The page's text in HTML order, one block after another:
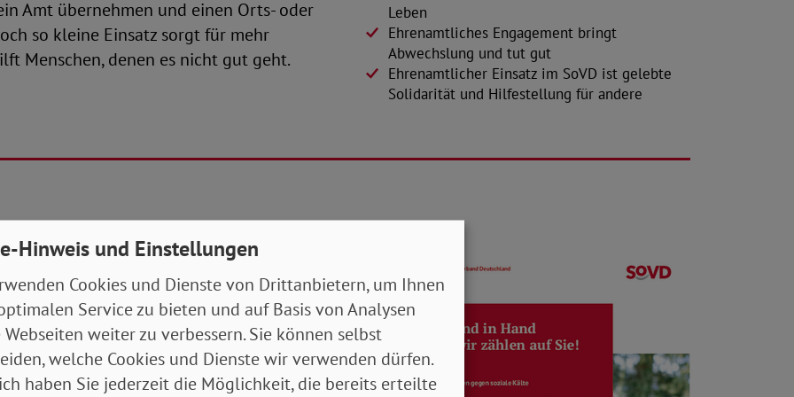
Amt übernehmen und einen Orts- oder
so kleine Einsatz sorgt für mehr
Menschen, denen es nicht gut geht.
Leben
Ehrenamtliches Engagement bringt
Abwechslung und tut gut
Ehrenamtlicher Einsatz im SoVD ist gelebte
Solidarität und Hilfestellung für andere
engagieren
Sie gemeinsam mit uns gegen fehlende
mit Bus und Bahn oder gegen den
Projekten und Aktionen vor Ort, bei denen wir uns
Hinweis und Einstellungen
Cookies und Dienste von Drittanbietern, um Ihnen
Service zu bieten und auf Basis von Analysen
Webseiten weiter zu verbessern. Sie können selbst
welche Cookies und Dienste wir verwenden dürfen.
haben Sie jederzeit die Möglichkeit, die bereits erteilte